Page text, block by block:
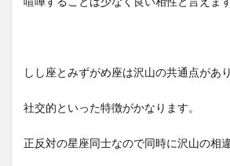
しし座とみずがめ座は沢山の共通点があ
社交的といった特徴がかなります。
正反対の星座同士なので同時に沢山の相